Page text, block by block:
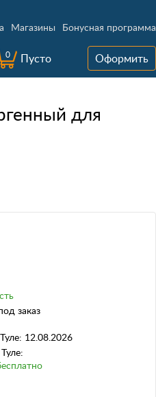
Магазины Бонусная программа
0 Пусто Оформить
для
заказ
12.08.2026